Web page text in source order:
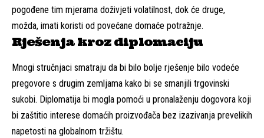
pogođene tim mjerama doživjeti volatilnost, dok će druge,
možda, imati koristi od povećane domaće potražnje.
Rješenja kroz diplomaciju
Mnogi stručnjaci smatraju da bi bilo bolje rješenje bilo vodeće
pregovore s drugim zemljama kako bi se smanjili trgovinski
sukobi. Diplomatija bi mogla pomoći u pronalaženju dogovora koji
bi zaštitio interese domaćih proizvođača bez izazivanja prevelikih
napetosti na globalnom tržištu.